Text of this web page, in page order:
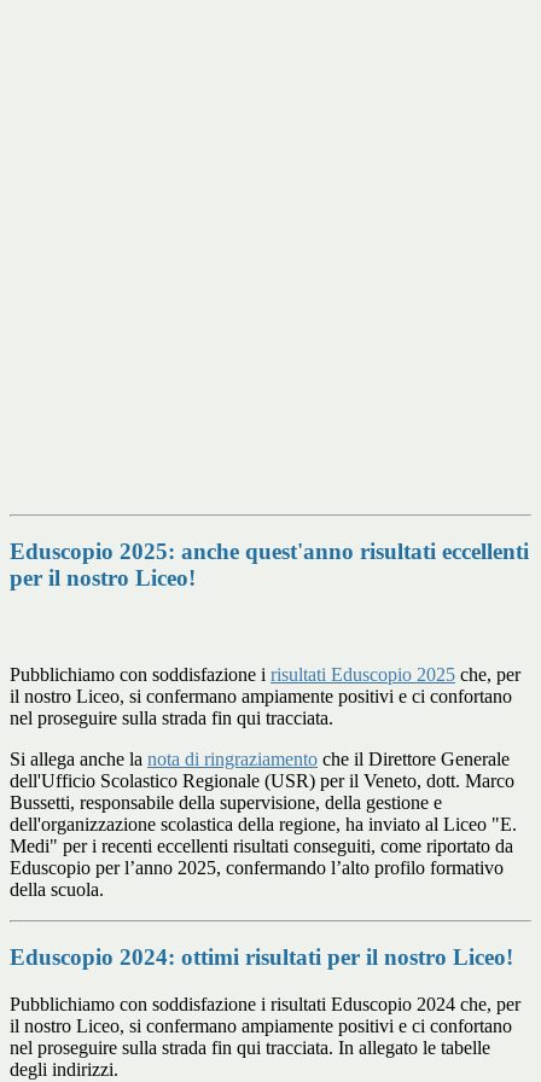
Eduscopio 2025: anche quest'anno risultati eccellenti
per il nostro Liceo!
Pubblichiamo con soddisfazione i risultati Eduscopio 2025 che, per
il nostro Liceo, si confermano ampiamente positivi e ci confortano
nel proseguire sulla strada fin qui tracciata.
Si allega anche la nota di ringraziamento che il Direttore Generale
dell'Ufficio Scolastico Regionale (USR) per il Veneto, dott. Marco
Bussetti, responsabile della supervisione, della gestione e
dell'organizzazione scolastica della regione, ha inviato al Liceo "E.
Medi" per i recenti eccellenti risultati conseguiti, come riportato da
Eduscopio per l’anno 2025, confermando l’alto profilo formativo
della scuola.
Eduscopio 2024: ottimi risultati per il nostro Liceo!
Pubblichiamo con soddisfazione i risultati Eduscopio 2024 che, per
il nostro Liceo, si confermano ampiamente positivi e ci confortano
nel proseguire sulla strada fin qui tracciata. In allegato le tabelle
degli indirizzi.